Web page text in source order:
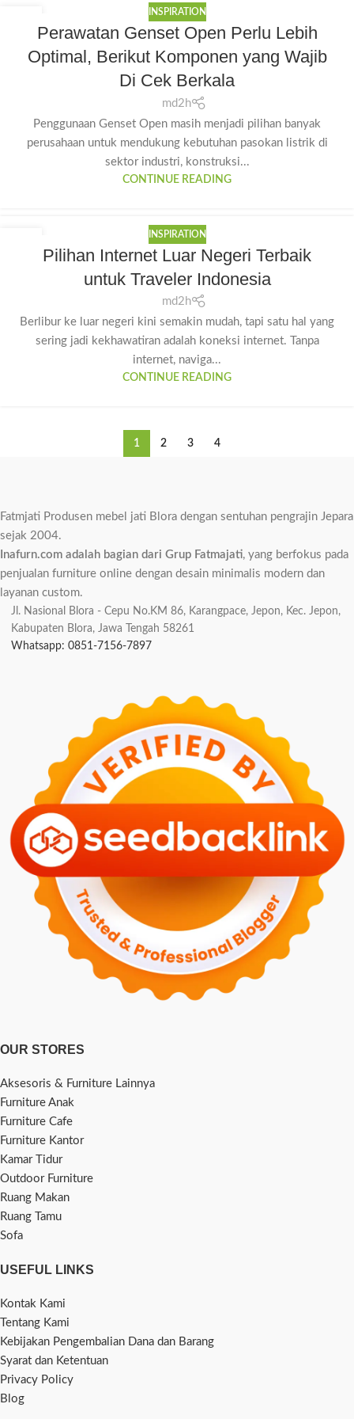
INSPIRATION
Perawatan Genset Open Perlu Lebih
Optimal, Berikut Komponen yang Wajib
Di Cek Berkala
md2h
Penggunaan Genset Open masih menjadi pilihan banyak
perusahaan untuk mendukung kebutuhan pasokan listrik di
sektor industri, konstruksi...
CONTINUE READING
INSPIRATION
Pilihan Internet Luar Negeri Terbaik
untuk Traveler Indonesia
md2h
Berlibur ke luar negeri kini semakin mudah, tapi satu hal yang
sering jadi kekhawatiran adalah koneksi internet. Tanpa
internet, naviga...
CONTINUE READING
1 2 3 4
Fatmjati Produsen mebel jati Blora dengan sentuhan pengrajin Jepara
sejak 2004.
Inafurn.com adalah bagian dari Grup Fatmajati, yang berfokus pada
penjualan furniture online dengan desain minimalis modern dan
layanan custom.
Jl. Nasional Blora - Cepu No.KM 86, Karangpace, Jepon, Kec. Jepon,
Kabupaten Blora, Jawa Tengah 58261
Whatsapp: 0851-7156-7897
OUR STORES
Aksesoris & Furniture Lainnya
Furniture Anak
Furniture Cafe
Furniture Kantor
Kamar Tidur
Outdoor Furniture
Ruang Makan
Ruang Tamu
Sofa
USEFUL LINKS
Kontak Kami
Tentang Kami
Kebijakan Pengembalian Dana dan Barang
Syarat dan Ketentuan
Privacy Policy
Blog